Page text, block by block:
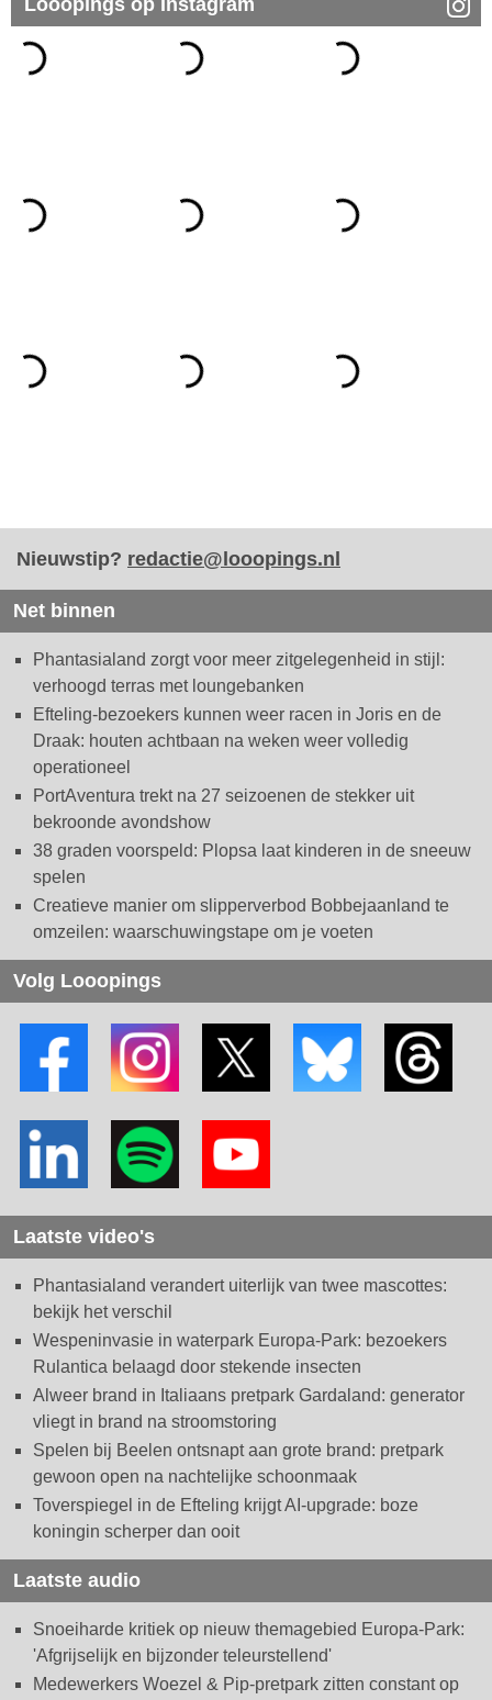
Nieuwstip? redactie@looopings.nl
Net binnen
Phantasialand zorgt voor meer zitgelegenheid in stijl:
verhoogd terras met loungebanken
Efteling-bezoekers kunnen weer racen in Joris en de
Draak: houten achtbaan na weken weer volledig
operationeel
PortAventura trekt na 27 seizoenen de stekker uit
bekroonde avondshow
38 graden voorspeld: Plopsa laat kinderen in de sneeuw
spelen
Creatieve manier om slipperverbod Bobbejaanland te
omzeilen: waarschuwingstape om je voeten
Volg Looopings
Laatste video's
Phantasialand verandert uiterlijk van twee mascottes:
bekijk het verschil
Wespeninvasie in waterpark Europa-Park: bezoekers
Rulantica belaagd door stekende insecten
Alweer brand in Italiaans pretpark Gardaland: generator
vliegt in brand na stroomstoring
Spelen bij Beelen ontsnapt aan grote brand: pretpark
gewoon open na nachtelijke schoonmaak
Toverspiegel in de Efteling krijgt AI-upgrade: boze
koningin scherper dan ooit
Laatste audio
Snoeiharde kritiek op nieuw themagebied Europa-Park:
'Afgrijselijk en bijzonder teleurstellend'
Medewerkers Woezel & Pip-pretpark zitten constant op